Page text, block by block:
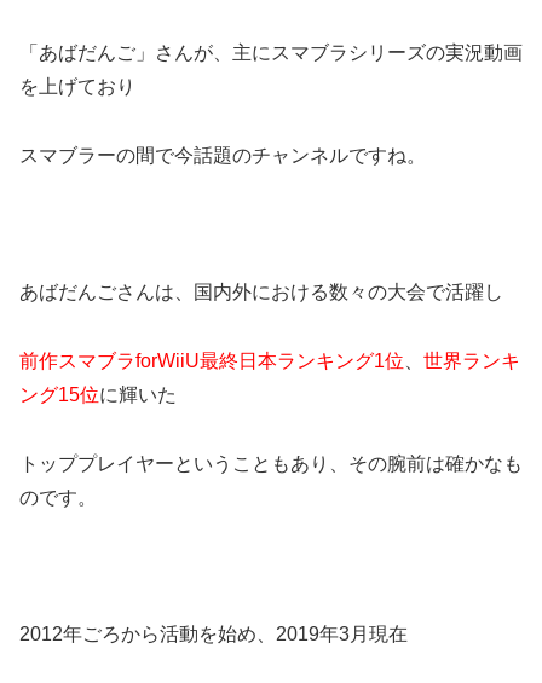
「あばだんご」さんが、主にスマブラシリーズの実況動画
を上げており
スマブラーの間で今話題のチャンネルですね。
あばだんごさんは、国内外における数々の大会で活躍し
前作スマブラforWiiU最終日本ランキング1位
世界ランキ
ング15位に輝いた
トッププレイヤーということもあり、その腕前は確かなも
のです。
2012年ごろから活動を始め、2019年3月現在